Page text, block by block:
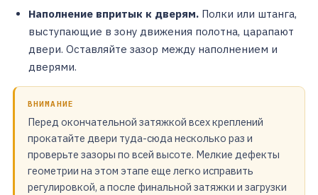
Наполнение впритык к дверям. Полки или штанга,
выступающие в зону движения полотна, царапают
двери. Оставляйте зазор между наполнением и
дверями.
ВНИМАНИЕ
Перед окончательной затяжкой всех креплений
прокатайте двери туда-сюда несколько раз и
проверьте зазоры по всей высоте. Мелкие дефекты
геометрии на этом этапе еще легко исправить
регулировкой, а после финальной затяжки и загрузки